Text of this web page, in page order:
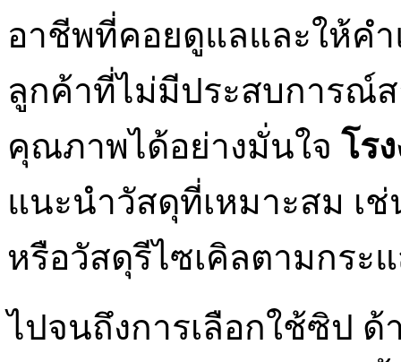
อาชีพที่คอยดูแลและให้ค
ลูกค้าที่ไม่มีประสบการณ์
คุณภาพได้อย่างมั่นใจ โร
แนะนำวัสดุที่เหมาะสม เ
หรือวัสดุรีไซเคิลตามกระ
ไปจนถึงการเลือกใช้ซิป